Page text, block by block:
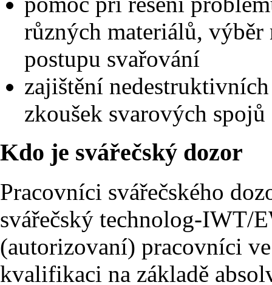
různých materiálů,
postupu svařování
zajištění
zkoušek svarových spojů
Kdo je svářečský dozor
Pracovníci svářečského
svářečský technolog-IWT/
(autorizovaní) pracovníci
kvalifikaci na základě